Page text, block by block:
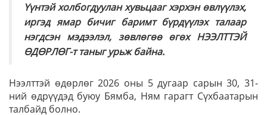
Үүнтэй холбогдуулан хувьцааг хэрхэн өвлүүлэх,
иргэд ямар бичиг баримт бүрдүүлэх талаар
нэгдсэн мэдээлэл, зөвлөгөө өгөх НЭЭЛТТЭЙ
ӨДӨРЛӨГ-т таныг урьж байна.
Нээлттэй өдөрлөг 2026 оны 5 дугаар сарын 30, 31-
ний өдрүүдэд буюу Бямба, Ням гарагт Сүхбаатарын
талбайд болно.